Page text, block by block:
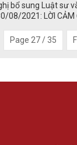
bổ sung Luật sư
08/2021: LỜI
Page 27 / 35